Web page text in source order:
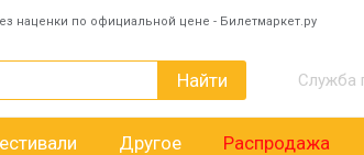
наценки по официальной цене - Билетмаркет.ру
Найти Служба
Другое Распродажа